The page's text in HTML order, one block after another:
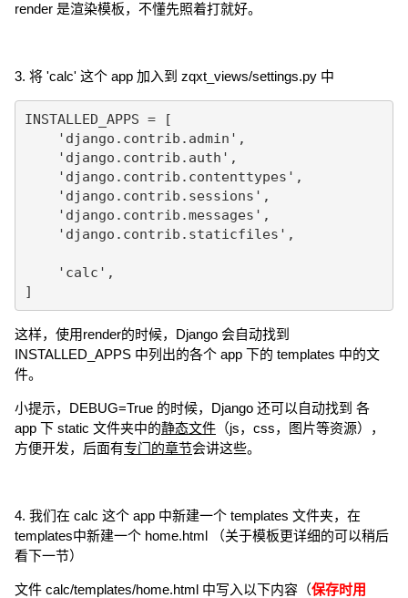
render 是渲染模板，不懂先照着打就好。
3. 将 'calc' 这个 app 加入到 zqxt_views/settings.py 中
INSTALLED_APPS = [
'django.contrib.admin',
'django.contrib.auth',
'django.contrib.contenttypes',
'django.contrib.sessions',
'django.contrib.messages',
'django.contrib.staticfiles',
'calc',
]
这样，使用render的时候，Django 会自动找到
INSTALLED_APPS 中列出的各个 app 下的 templates 中的文
件。
小提示，DEBUG=True 的时候，Django 还可以自动找到 各
app 下 static 文件夹中的静态文件 （js，css，图片等资源），
方便开发，后面有专门的章节会讲这些。
4. 我们在 calc 这个 app 中新建一个 templates 文件夹，在
templates中新建一个 home.html （关于模板更详细的可以稍后
看下一节）
文件 calc/templates/home.html 中写入以下内容（保存时用